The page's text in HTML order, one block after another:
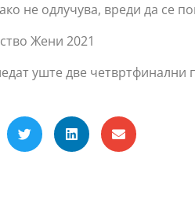
не одлучува, вреди да се
Жени 2021
уште две четвртфинални